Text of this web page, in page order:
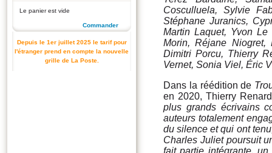
Le panier est vide
Commander
Depuis le 1er juillet 2025 le tarif pour
l'étranger prend en compte la nouvelle
grille de La Poste.
Cosculluela, Sylvie
Stéphane Juranics,
Martin Laquet, Yvon
Morin, Réjane Niogret,
Dimitri Porcu, Thierry
Vernet, Sonia Viel, Éric
Dans la réédition de
en 2020, Thierry
plus grands écrivains
auteurs totalement
du silence et qui ont
Charles Juliet poursuit
fait partie intégrante,